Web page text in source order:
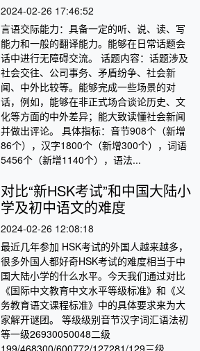
2024-02-26 17:46:52
言语交际能力：具备一定的听、说、读、写
能力和一般的翻译能力。能够在日常话题会
话中进行无障碍交流。 话题内容：话题涉及
社会交往、公司事务、矛盾纷争、社会新
闻、中外比较等。能够完成一些场景的对
话，例如，能够在非正式场合谈论历史、文
化等方面的中外差异；能大致读懂社会新闻
并做出评论。 具体指标：音节908个（新增
86个），汉字1800个（新增300个），词语
5456个（新增1140个），语法...
对比“新HSK考试”和中国大陆小
学及初中语文的难度
2024-02-26 12:08:18
最近几年参加 HSK考试的外国人越来越多，
很多外国人都好奇HSK考试的难度相当于中
国大陆小学的什么水平。今天我们通过对比
《国际中文教育中文水平等级标准》和《义
务教育语文课程标准》中的具体要求来为大
家解开谜团。 等级级别音节汉字词汇语法初
等一级26930050048二级